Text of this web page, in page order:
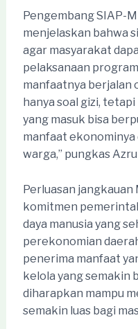
Pengembang SIAP-
menjelaskan bahwa
agar masyarakat
pelaksanaan
manfaatnya berjalan
hanya soal gizi,
yang masuk bisa
manfaat
warga,” pungkas
Perluasan jangkauan
komitmen
daya manusia yang
perekonomian
penerima manfaat
kelola yang semakin
diharapkan mampu
semakin luas bagi